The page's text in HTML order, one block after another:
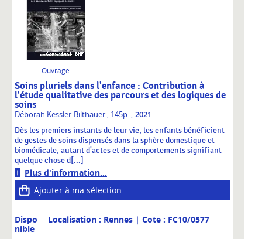
Ouvrage
Soins pluriels dans l'enfance : Contribution à
l'étude qualitative des parcours et des logiques de
soins
Déborah Kessler-Bilthauer , 145p. , 2021
Dès les premiers instants de leur vie, les enfants bénéficient
de gestes de soins dispensés dans la sphère domestique et
biomédicale, autant d'actes et de comportements signifiant
quelque chose d[...]
Plus d'information...
Ajouter à ma sélection
Dispo
nible
Localisation : Rennes | Cote : FC10/0577